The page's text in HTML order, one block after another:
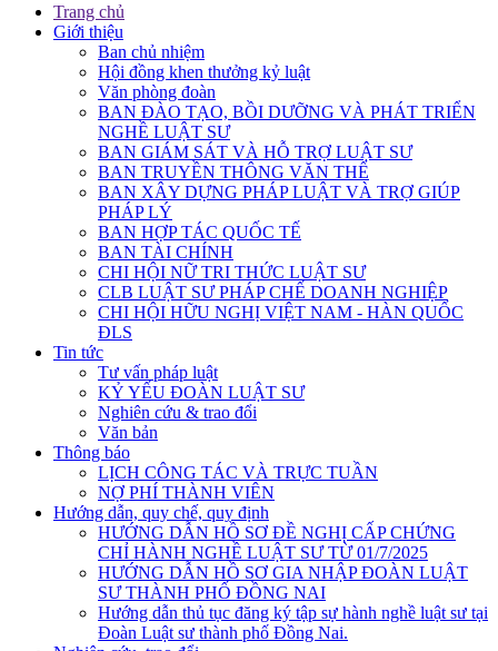
Trang chủ
Giới thiệu
Ban chủ nhiệm
Hội đồng khen thưởng kỷ luật
Văn phòng đoàn
BAN ĐÀO TẠO, BỒI DƯỠNG VÀ PHÁT TRIỂN
NGHỀ LUẬT SƯ
BAN GIÁM SÁT VÀ HỖ TRỢ LUẬT SƯ
BAN TRUYỀN THÔNG VĂN THỂ
BAN XÂY DỰNG PHÁP LUẬT VÀ TRỢ GIÚP
PHÁP LÝ
BAN HỢP TÁC QUỐC TẾ
BAN TÀI CHÍNH
CHI HỘI NỮ TRI THỨC LUẬT SƯ
CLB LUẬT SƯ PHÁP CHẾ DOANH NGHIỆP
CHI HỘI HỮU NGHỊ VIỆT NAM - HÀN QUỐC
ĐLS
Tin tức
Tư vấn pháp luật
KỶ YẾU ĐOÀN LUẬT SƯ
Nghiên cứu & trao đổi
Văn bản
Thông báo
LỊCH CÔNG TÁC VÀ TRỰC TUẦN
NỢ PHÍ THÀNH VIÊN
Hướng dẫn, quy chế, quy định
HƯỚNG DẪN HỒ SƠ ĐỀ NGHỊ CẤP CHỨNG
CHỈ HÀNH NGHỀ LUẬT SƯ TỪ 01/7/2025
HƯỚNG DẪN HỒ SƠ GIA NHẬP ĐOÀN LUẬT
SƯ THÀNH PHỐ ĐỒNG NAI
Hướng dẫn thủ tục đăng ký tập sự hành nghề luật sư tại
Đoàn Luật sư thành phố Đồng Nai.